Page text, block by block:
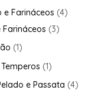
e Farináceos 4
Farináceos 3
1
1
e Passata 4